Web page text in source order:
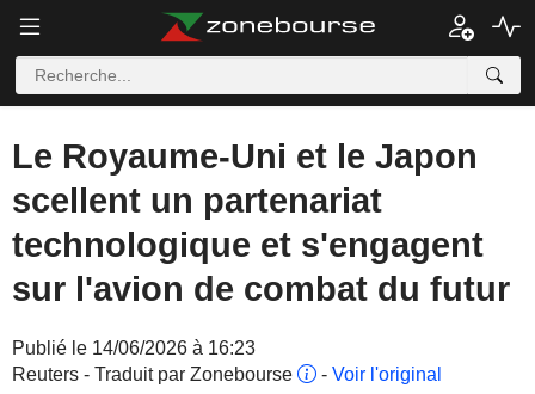
Le Royaume-Uni et le Japon
scellent un partenariat
technologique et s'engagent
sur l'avion de combat du futur
Publié le 14/06/2026 à 16:23
Reuters - Traduit par Zonebourse
- Voir l'original